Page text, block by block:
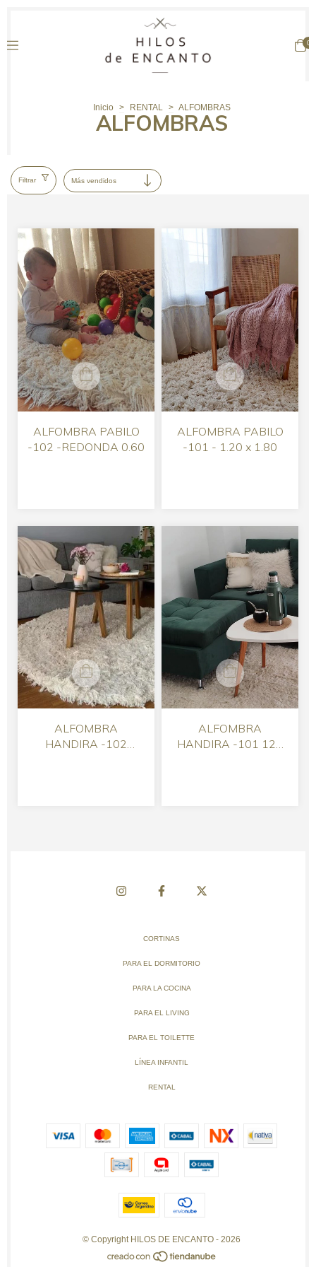
0
Inicio > RENTAL > ALFOMBRAS
ALFOMBRAS
Filtrar
ALFOMBRA PABILO
-102 -REDONDA 0.60
ALFOMBRA PABILO
-101 - 1.20 x 1.80
ALFOMBRA
HANDIRA -102
ALFOMBRA
HANDIRA -101 120
CORTINAS
PARA EL DORMITORIO
PARA LA COCINA
PARA EL LIVING
PARA EL TOILETTE
LÍNEA INFANTIL
RENTAL
© Copyright HILOS DE ENCANTO - 2026